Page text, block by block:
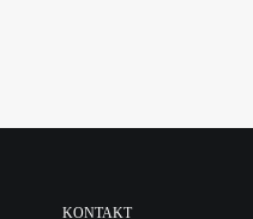
KONTAKT